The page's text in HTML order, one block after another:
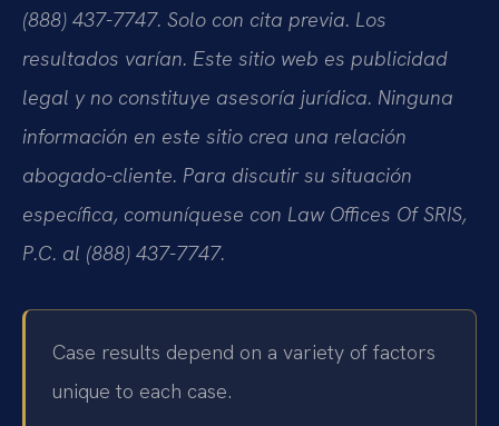
(888) 437-7747. Solo con cita previa. Los
resultados varían. Este sitio web es publicidad
legal y no constituye asesoría jurídica. Ninguna
información en este sitio crea una relación
abogado-cliente. Para discutir su situación
específica, comuníquese con Law Offices Of SRIS,
P.C. al (888) 437-7747.
Case results depend on a variety of factors
unique to each case.